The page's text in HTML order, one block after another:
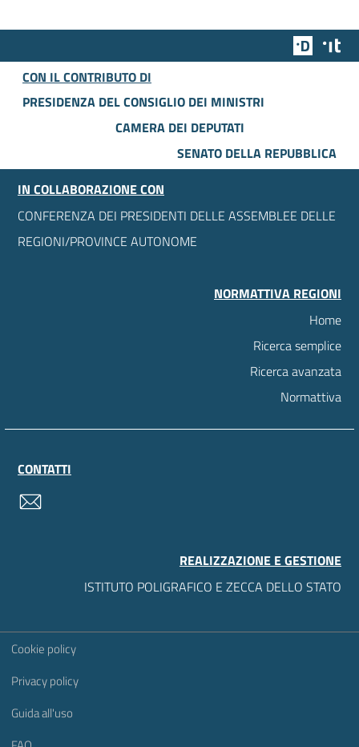
Team
CON IL CONTRIBUTO DI
PRESIDENZA DEL CONSIGLIO DEI MINISTRI
CAMERA DEI DEPUTATI
SENATO DELLA REPUBBLICA
IN COLLABORAZIONE CON
CONFERENZA DEI PRESIDENTI DELLE ASSEMBLEE DELLE
REGIONI/PROVINCE AUTONOME
NORMATTIVA REGIONI
Home
Ricerca semplice
Ricerca avanzata
Normattiva
CONTATTI
REALIZZAZIONE E GESTIONE
ISTITUTO POLIGRAFICO E ZECCA DELLO STATO
Sezione Link Utili
Cookie policy
Privacy policy
Guida all'uso